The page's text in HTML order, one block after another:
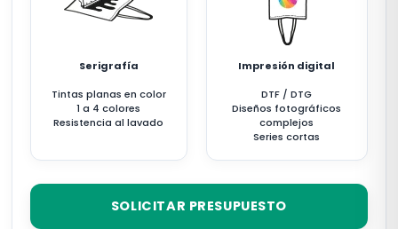
Serigrafía
Tintas planas en color
1 a 4 colores
Resistencia al lavado
Impresión digital
DTF / DTG
Diseños fotográficos
complejos
Series cortas
SOLICITAR PRESUPUESTO